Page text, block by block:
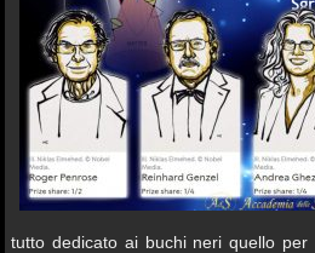
tutto dedicato ai buchi neri quello